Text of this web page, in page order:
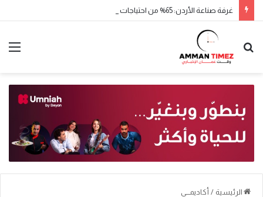
الرئيسية / أكاديمـــي